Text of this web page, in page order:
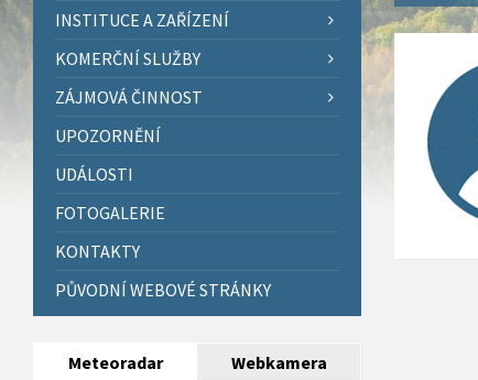
INSTITUCE A ZAŘÍZENÍ
KOMERČNÍ SLUŽBY
ZÁJMOVÁ ČINNOST
UPOZORNĚNÍ
UDÁLOSTI
FOTOGALERIE
KONTAKTY
PŮVODNÍ WEBOVÉ STRÁNKY
Meteoradar Webkamera